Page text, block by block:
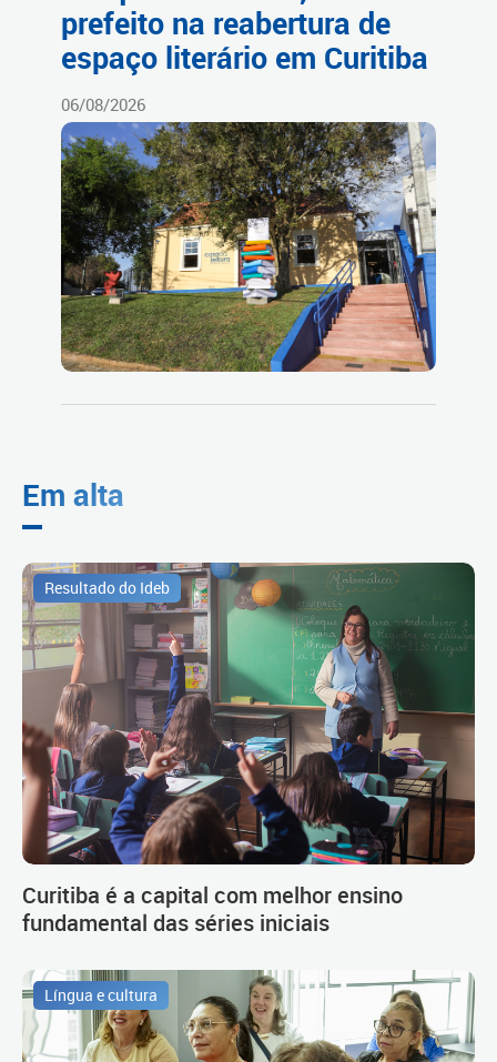
prefeito na reabertura de
espaço literário em Curitiba
06/08/2026
Em alta
Resultado do Ideb
Curitiba é a capital com melhor ensino
fundamental das séries iniciais
Língua e cultura